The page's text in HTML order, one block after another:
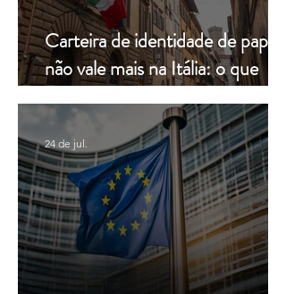
Carteira de identidade de papel
não vale mais na Itália: o que
muda a partir de hoje
24 de jul.